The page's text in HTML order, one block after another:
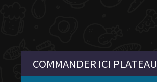
COMMANDER ICI PLATEAU